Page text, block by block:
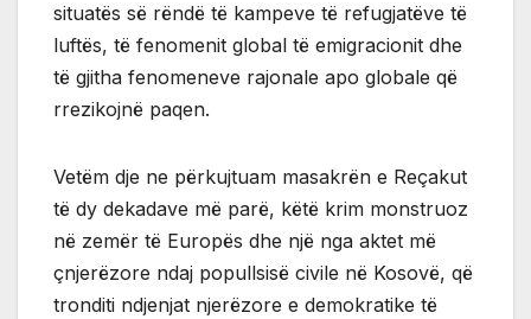
situatës së rëndë të kampeve të refugjatëve të
luftës, të fenomenit global të emigracionit dhe
të gjitha fenomeneve rajonale apo globale që
rrezikojnë paqen.
Vetëm dje ne përkujtuam masakrën e Reçakut
të dy dekadave më parë, këtë krim monstruoz
në zemër të Europës dhe një nga aktet më
çnjerëzore ndaj popullsisë civile në Kosovë, që
tronditi ndjenjat njerëzore e demokratike të